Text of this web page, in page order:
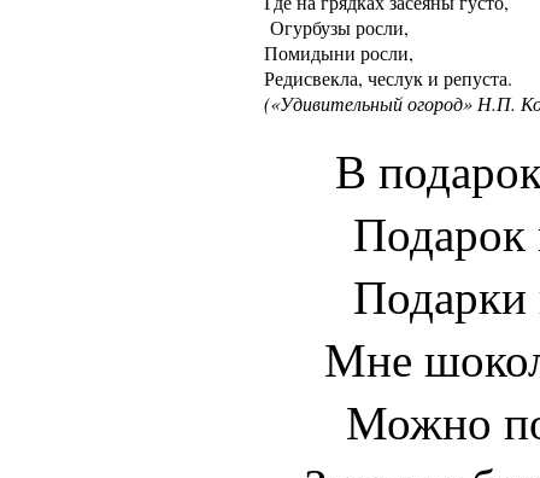
Огурбузы росли,
Помидыни росли,
Редисвекла, чеслук и репуста.
(«Удивительный огород» Н.П.
В
Мне
Можно